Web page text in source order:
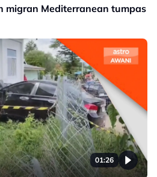
migran Mediterranean tumpas
01:26